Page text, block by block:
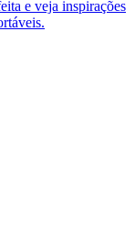
e veja inspirações